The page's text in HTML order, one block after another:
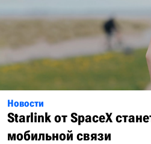
Новости
Starlink от SpaceX
мобильной связи